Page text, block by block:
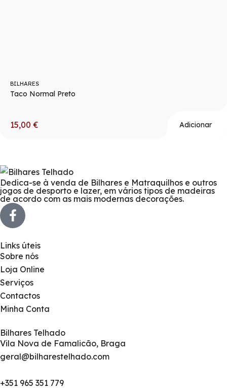
BILHARES
Taco Normal Preto
15,00 € Adicionar
Dedica-se à venda de Bilhares e Matraquilhos e outros
jogos de desporto e lazer, em vários tipos de madeiras
de acordo com as mais modernas decorações.
Links úteis
Sobre nós
Loja Online
Serviços
Contactos
Minha Conta
Bilhares Telhado
Vila Nova de Famalicão, Braga
geral@bilharestelhado.com
+351 965 351 779